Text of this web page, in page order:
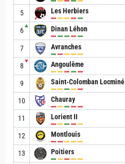
5 Les Herbiers
6
▲ Dinan Léhon
7 Avranches
8
▼ Angoulême
9 Saint-Colomban Locminé
10 Chauray
11 Lorient II
12 Montlouis
13 Poitiers